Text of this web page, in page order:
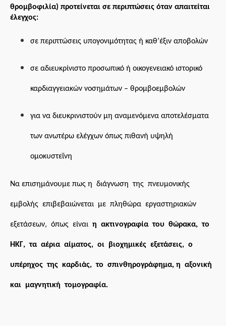
θρομβοφιλία) προτείνεται σε περιπτώσεις όταν απαιτείται
έλεγχος:
σε περιπτώσεις υπογονιμότητας ή καθ’έξιν αποβολών
σε αδιευκρίνιστο προσωπικό ή οικογενειακό ιστορικό
καρδιαγγειακών νοσημάτων – θρομβοεμβολών
για να διευκρινιστούν μη αναμενόμενα αποτελέσματα
των ανωτέρω ελέγχων όπως πιθανή υψηλή
ομοκυστεΐνη
Nα επισημάνουμε πως η διάγνωση της πνευμονικής
εμβολής επιβεβαιώνεται με πληθώρα εργαστηριακών
εξετάσεων, όπως είναι η ακτινογραφία του θώρακα, το
ΗΚΓ, τα αέρια αίματος, οι βιοχημικές εξετάσεις, ο
υπέρηχος της καρδιάς, το σπινθηρογράφημα, η αξονική
και μαγνητική τομογραφία.